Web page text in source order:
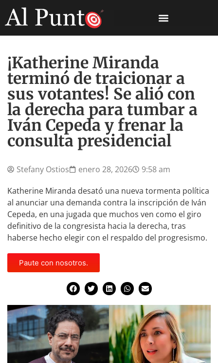
¡Katherine Miranda
terminó de traicionar a
sus votantes! Se alió con
la derecha para tumbar a
Iván Cepeda y frenar la
consulta presidencial
Stefany Ostios enero 28, 2026
9:58 am
Katherine Miranda desató una nueva tormenta política
al anunciar una demanda contra la inscripción de Iván
Cepeda, en una jugada que muchos ven como el giro
definitivo de la congresista hacia la derecha, tras
haberse hecho elegir con el respaldo del progresismo.
Paute con nosotros.